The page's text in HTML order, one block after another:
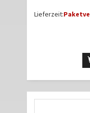
Lieferzeit: